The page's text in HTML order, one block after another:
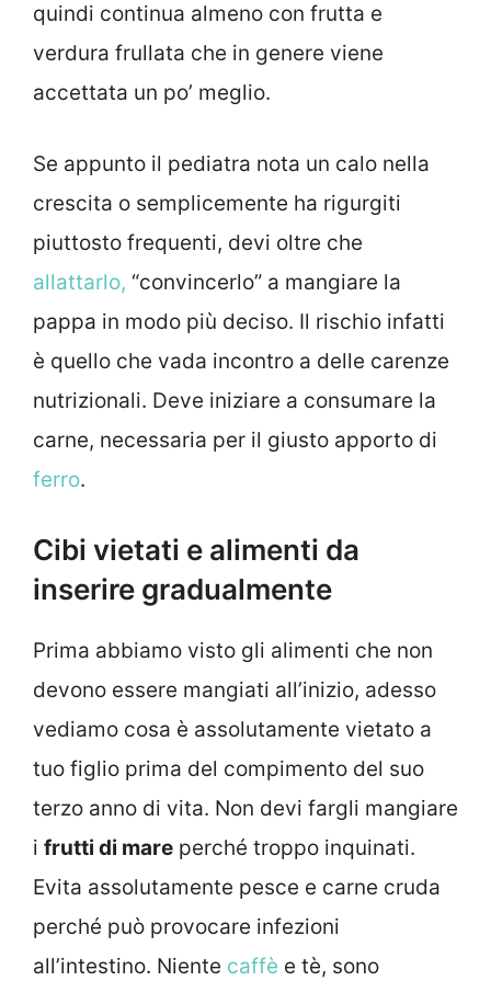
quindi continua almeno con frutta e
verdura frullata che in genere viene
accettata un po’ meglio.
Se appunto il pediatra nota un calo nella
crescita o semplicemente ha rigurgiti
piuttosto frequenti, devi oltre che
allattarlo, “convincerlo” a mangiare la
pappa in modo più deciso. Il rischio infatti
è quello che vada incontro a delle carenze
nutrizionali. Deve iniziare a consumare la
carne, necessaria per il giusto apporto di
ferro.
Cibi vietati e alimenti da
inserire gradualmente
Prima abbiamo visto gli alimenti che non
devono essere mangiati all’inizio, adesso
vediamo cosa è assolutamente vietato a
tuo figlio prima del compimento del suo
terzo anno di vita. Non devi fargli mangiare
i frutti di mare perché troppo inquinati.
Evita assolutamente pesce e carne cruda
perché può provocare infezioni
all’intestino. Niente caffè e tè, sono